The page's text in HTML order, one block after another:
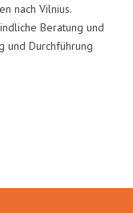
nach Vilnius.
Beratung und
und Durchführung